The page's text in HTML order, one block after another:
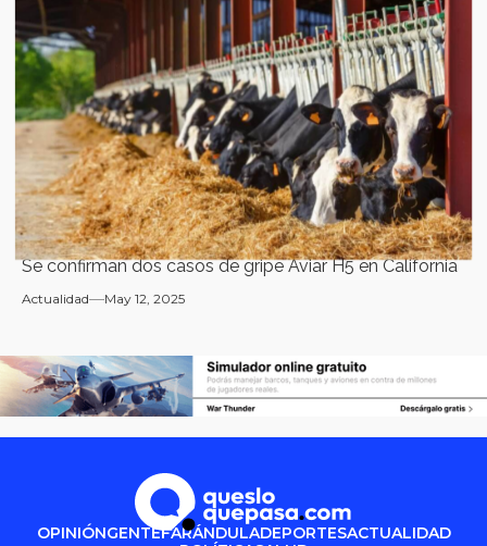
Se confirman dos casos de gripe Aviar H5 en California
Actualidad May 12, 2025
OPINIÓNGENTEFARÁNDULADEPORTESACTUALIDAD